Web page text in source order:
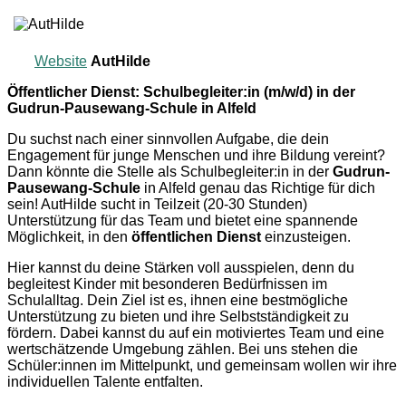
Website AutHilde
Öffentlicher Dienst: Schulbegleiter:in (m/w/d) in der
Gudrun-Pausewang-Schule in Alfeld
Du suchst nach einer sinnvollen Aufgabe, die dein
Engagement für junge Menschen und ihre Bildung vereint?
Dann könnte die Stelle als Schulbegleiter:in in der Gudrun-
Pausewang-Schule in Alfeld genau das Richtige für dich
sein! AutHilde sucht in Teilzeit (20-30 Stunden)
Unterstützung für das Team und bietet eine spannende
Möglichkeit, in den öffentlichen Dienst einzusteigen.
Hier kannst du deine Stärken voll ausspielen, denn du
begleitest Kinder mit besonderen Bedürfnissen im
Schulalltag. Dein Ziel ist es, ihnen eine bestmögliche
Unterstützung zu bieten und ihre Selbstständigkeit zu
fördern. Dabei kannst du auf ein motiviertes Team und eine
wertschätzende Umgebung zählen. Bei uns stehen die
Schüler:innen im Mittelpunkt, und gemeinsam wollen wir ihre
individuellen Talente entfalten.